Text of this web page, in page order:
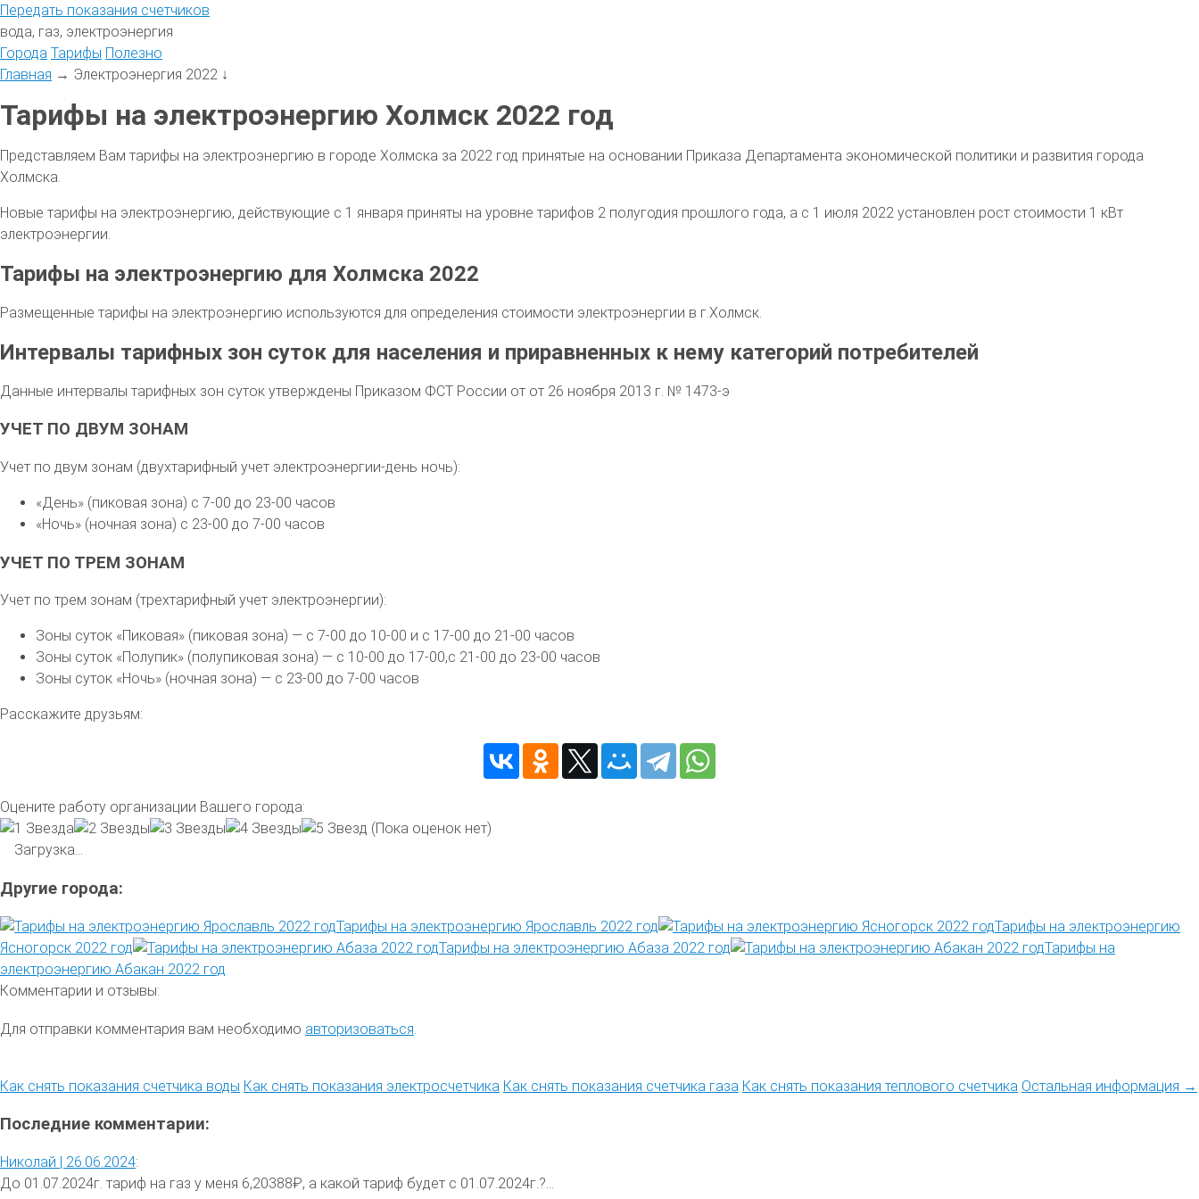
Передать показания счетчиков
вода, газ, электроэнергия
Города Тарифы Полезно
Главная → Электроэнергия 2022 ↓
Тарифы на электроэнергию Холмск 2022 год
Представляем Вам тарифы на электроэнергию в городе Холмска за 2022 год принятые на основании Приказа Департамента экономической политики и развития города
Холмска.
Новые тарифы на электроэнергию, действующие с 1 января приняты на уровне тарифов 2 полугодия прошлого года, а с 1 июля 2022 установлен рост стоимости 1 кВт
электроэнергии.
Тарифы на электроэнергию для Холмска 2022
Размещенные тарифы на электроэнергию используются для определения стоимости электроэнергии в г.Холмск.
Интервалы тарифных зон суток для населения и приравненных к нему категорий потребителей
Данные интервалы тарифных зон суток утверждены Приказом ФСТ России от от 26 ноября 2013 г. № 1473-э
УЧЕТ ПО ДВУМ ЗОНАМ
Учет по двум зонам (двухтарифный учет электроэнергии-день ночь):
«День» (пиковая зона) с 7-00 до 23-00 часов
«Ночь» (ночная зона) с 23-00 до 7-00 часов
УЧЕТ ПО ТРЕМ ЗОНАМ
Учет по трем зонам (трехтарифный учет электроэнергии):
Зоны суток «Пиковая» (пиковая зона) — с 7-00 до 10-00 и с 17-00 до 21-00 часов
Зоны суток «Полупик» (полупиковая зона) — с 10-00 до 17-00,с 21-00 до 23-00 часов
Зоны суток «Ночь» (ночная зона) — с 23-00 до 7-00 часов
Расскажите друзьям:
Оцените работу организации Вашего города:
(Пока оценок нет)
Загрузка...
Другие города:
Тарифы на электроэнергию Ярославль 2022 год
Тарифы на электроэнергию
Ясногорск 2022 год
Тарифы на электроэнергию Абаза 2022 год
Тарифы на
электроэнергию Абакан 2022 год
Комментарии и отзывы:
Для отправки комментария вам необходимо авторизоваться
Как снять показания счетчика воды Как снять показания электросчетчика Как снять показания счетчика газа Как снять показания теплового счетчика Остальная информация →
Последние комментарии:
Николай | 26.06.2024:
До 01.07.2024г. тариф на газ у меня 6,20388₽, а какой тариф будет с 01.07.2024г.?...